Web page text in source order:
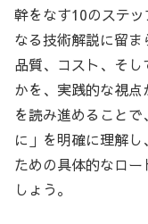
幹をなす10のステ
なる技術解説に留
品質、コスト、そ
かを、実践的な視
を読み進めること
に」を明確に理解
ための具体的なロ
しょう。